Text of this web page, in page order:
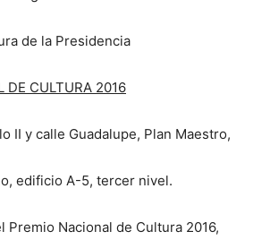
de la Presidencia
DE CULTURA 2016
II y calle Guadalupe, Plan Maestro,
edificio A-5, tercer nivel.
Premio Nacional de Cultura 2016,